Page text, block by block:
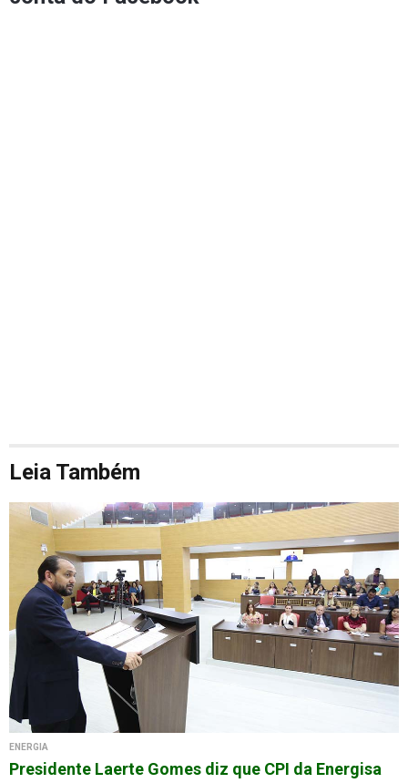
Leia Também
ENERGIA
Presidente Laerte Gomes diz que CPI da Energisa